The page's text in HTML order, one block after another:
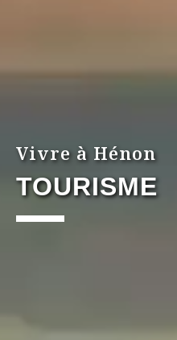
Vivre à Hénon
TOURISME